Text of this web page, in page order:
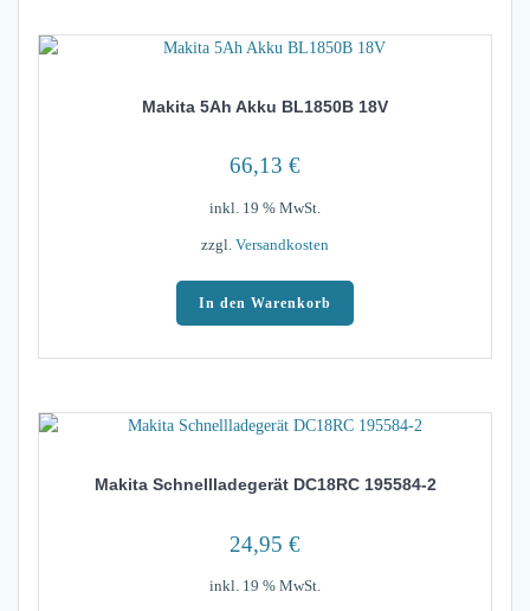
Makita 5Ah Akku BL1850B 18V
66,13 €
inkl. 19 % MwSt.
zzgl. Versandkosten
In den Warenkorb
Makita Schnellladegerät DC18RC 195584-2
24,95 €
inkl. 19 % MwSt.